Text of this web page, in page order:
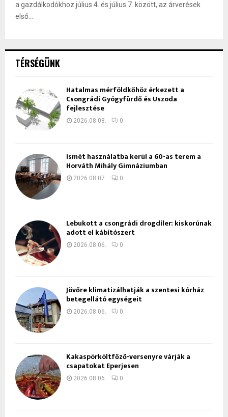
a gazdálkodókhoz július 4. és július 7. között, az árverések
első...
TÉRSÉGÜNK
Hatalmas mérföldkőhöz érkezett a
Csongrádi Gyógyfürdő és Uszoda
fejlesztése
2026.08.08. 0
Ismét használatba kerül a 60-as terem a
Horváth Mihály Gimnáziumban
2026.08.07. 0
Lebukott a csongrádi drogdíler: kiskorúnak
adott el kábítószert
2026.08.06. 0
Jövőre klimatizálhatják a szentesi kórház
betegellátó egységeit
2026.08.06. 0
Kakaspörköltfőző-versenyre várják a
csapatokat Eperjesen
2026.08.06. 0